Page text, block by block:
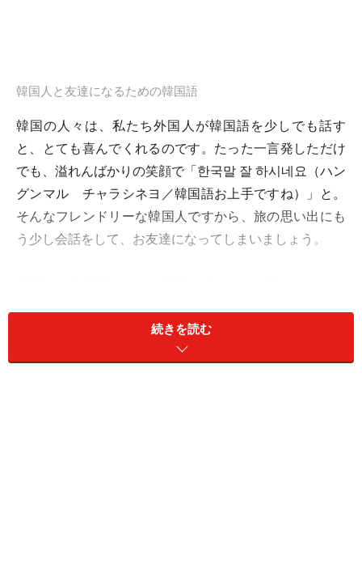
韓国人と友達になるための韓国語
韓国の人々は、私たち外国人が韓国語を少しでも話す
と、とても喜んでくれるのです。たった一言発しただけ
でも、溢れんばかりの笑顔で「한국말 잘 하시네요（ハン
グンマル チャラシネヨ／韓国語お上手ですね）」と。
そんなフレンドリーな韓国人ですから、旅の思い出にも
う少し会話をして、お友達になってしまいましょう。
続きを読む